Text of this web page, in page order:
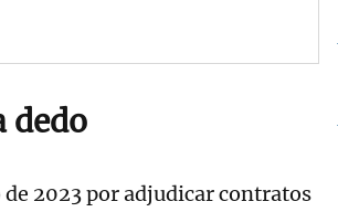
dedo
2023 por adjudicar contratos